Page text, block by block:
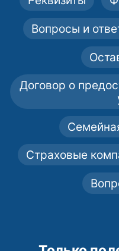
Вопросы и
Договор о
Страховые